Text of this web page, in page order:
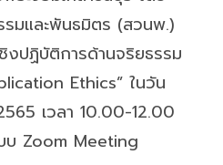
มและพันธมิตร (สวนพ.)
งปฏิบัติการด้านจริยธรรม
Ethics” ในวัน
เวลา 10.00-12.00
บ Zoom Meeting